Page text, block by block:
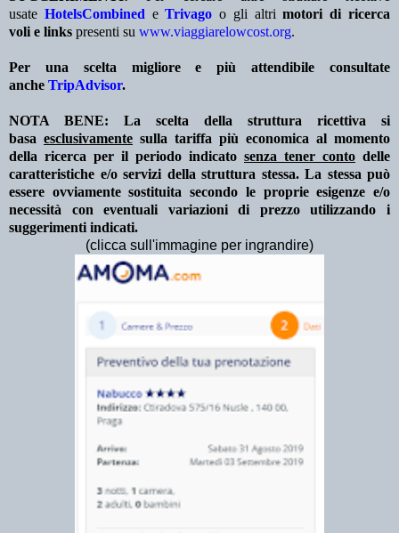
usate HotelsCombined eTrivago o gli altrimotori di ricerca
voli e links presenti su www.viaggiarelowcost.org.
Per una scelta migliore e più attendibile consultate
anche TripAdvisor.
NOTA BENE: La scelta della struttura ricettiva si
basa esclusivamente sulla tariffa più economica al momento
della ricerca per il periodo indicato senza tener conto delle
caratteristiche e/o servizi della struttura stessa. La stessa può
essere ovviamente sostituita secondo le proprie esigenze e/o
necessità con eventuali variazioni di prezzo utilizzando i
suggerimenti indicati.
(clicca sull'immagine per ingrandire)